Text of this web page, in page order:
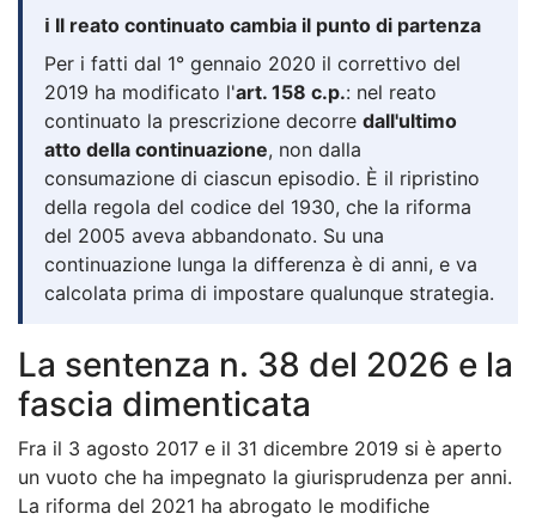
ℹ️ Il reato continuato cambia il punto di partenza
Per i fatti dal 1° gennaio 2020 il correttivo del
2019 ha modificato l'art. 158 c.p.: nel reato
continuato la prescrizione decorre dall'ultimo
atto della continuazione, non dalla
consumazione di ciascun episodio. È il ripristino
della regola del codice del 1930, che la riforma
del 2005 aveva abbandonato. Su una
continuazione lunga la differenza è di anni, e va
calcolata prima di impostare qualunque strategia.
La sentenza n. 38 del 2026 e la
fascia dimenticata
Fra il 3 agosto 2017 e il 31 dicembre 2019 si è aperto
un vuoto che ha impegnato la giurisprudenza per anni.
La riforma del 2021 ha abrogato le modifiche